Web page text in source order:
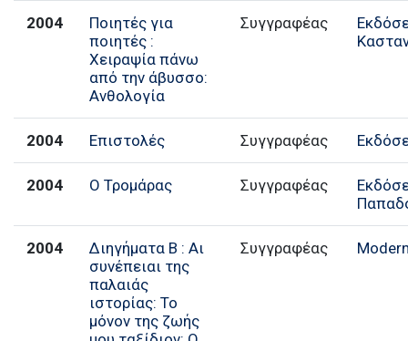
2004
Ποιητές για
ποιητές :
Χειραψία πάνω
από την άβυσσο:
Ανθολογία
Συγγραφέας
2004 Επιστολές Συγγραφέας
2004 Ο Τρομάρας Συγγραφέας
2004
Διηγήματα Β : Αι
συνέπειαι της
παλαιάς
ιστορίας: Το
μόνον της ζωής
Συγγραφέας